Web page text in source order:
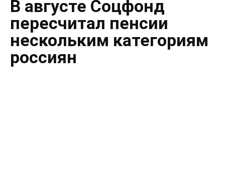
В августе Соцфонд
пересчитал пенсии
нескольким категориям
россиян